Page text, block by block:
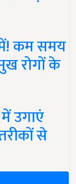
कम समय
रोगों के
उगाएं
से